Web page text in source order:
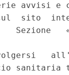
avvisi e
sito
Sezione